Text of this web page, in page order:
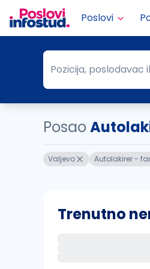
Poslovi
Pozicija, poslodavac
Pozicija, poslodavac
Posao
Valjevo Autolakirer -
Trenutno